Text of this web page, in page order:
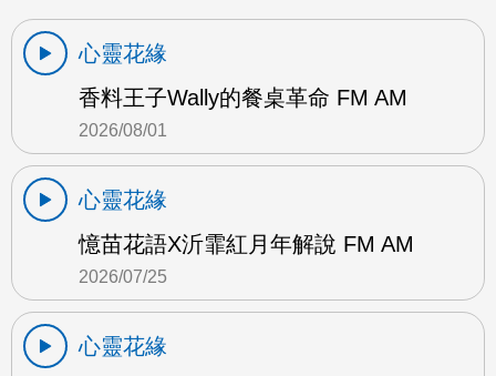
心靈花緣
香料王子Wally的餐桌革命 FM AM
2026/08/01
心靈花緣
憶苗花語X沂霏紅月年解說 FM AM
2026/07/25
心靈花緣